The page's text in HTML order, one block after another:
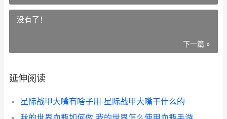
没有了！
下一篇 »
延伸阅读
星际战甲大嘴有啥子用 星际战甲大嘴干什么的